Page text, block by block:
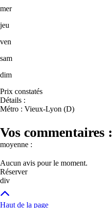
mer
jeu
ven
sam
dim
Prix constatés
Détails :
Métro : Vieux-Lyon (D)
Vos commentaires :
moyenne :
Aucun avis pour le moment.
Réserver
div
Haut de la page